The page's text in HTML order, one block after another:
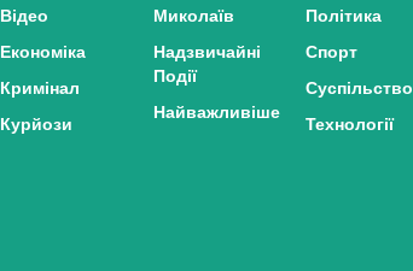
Відео
Економіка
Кримінал
Курйози
Миколаїв
Надзвичайні
Події
Найважливіше
Політика
Спорт
Суспільство
Технології